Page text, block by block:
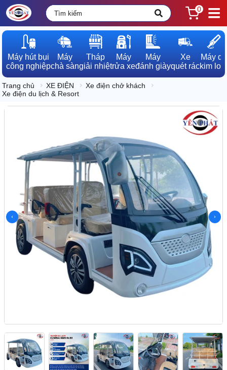
0
Máy hút bụi
công nghiệp
Máy
chà sàn
Tháp
giải nhiệt
Máy
rửa xe
Máy
đánh giày
Xe
quét rác
Máy dò
kim loại
Trang chủ XE ĐIỆN
Xe điện chở khách
Xe điện du lịch & Resort